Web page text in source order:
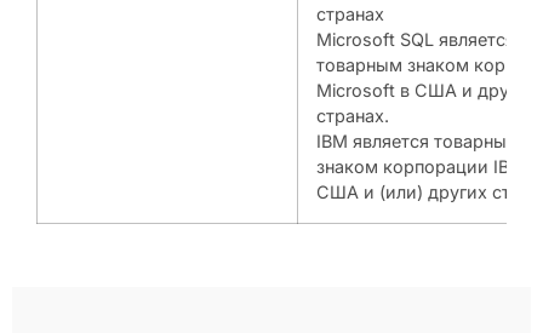
странах
Microsoft SQL является
товарным знаком
Microsoft в США и других
странах.
IBM является товарным
знаком корпорации IBM в
США и (или) других